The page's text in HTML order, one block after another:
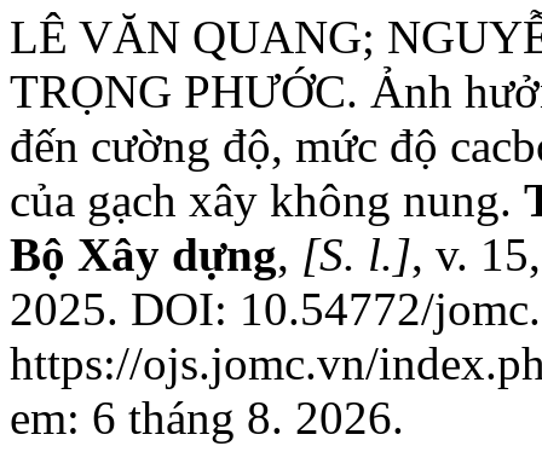
LÊ VĂN QUANG;
TRỌNG PHƯỚC. Ảnh
đến cường độ, mức độ
của gạch xây không nung.
Bộ Xây dựng, [S. l.], v.
2025. DOI: 10.54772/
https://ojs.jomc.vn/
em: 6 tháng 8. 2026.